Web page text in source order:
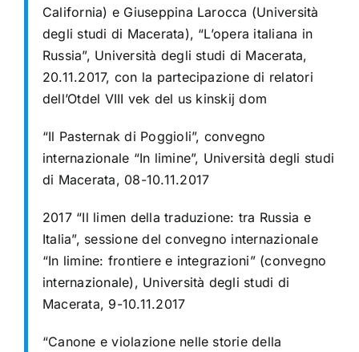
California) e Giuseppina Larocca (Università
degli studi di Macerata), “L’opera italiana in
Russia”, Università degli studi di Macerata,
20.11.2017, con la partecipazione di relatori
dell’Otdel VIII vek del us kinskij dom
“Il Pasternak di Poggioli”, convegno
internazionale “In limine”, Università degli studi
di Macerata, 08-10.11.2017
2017 “Il limen della traduzione: tra Russia e
Italia”, sessione del convegno internazionale
“In limine: frontiere e integrazioni” (convegno
internazionale), Università degli studi di
Macerata, 9-10.11.2017
“Canone e violazione nelle storie della